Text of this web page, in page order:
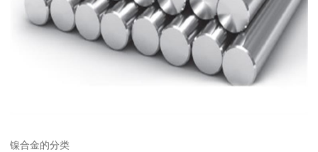
镍合金的分类